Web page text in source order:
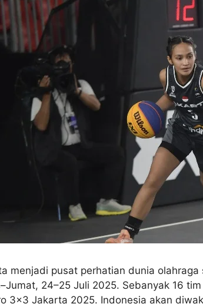
menjadi pusat perhatian dunia olahraga
24–25 Juli 2025. Sebanyak 16
3×3 Jakarta 2025. Indonesia akan